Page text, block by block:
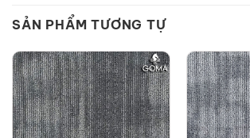
SẢN PHẨM TƯƠNG TỰ